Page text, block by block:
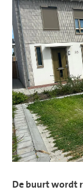
De buurt wordt